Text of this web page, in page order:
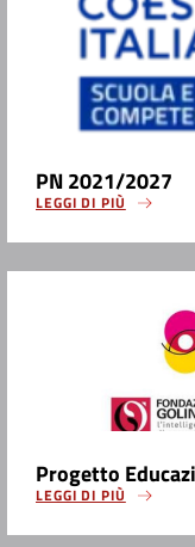
PN 2021/2027
LEGGI DI PIÙ
Progetto
LEGGI DI PIÙ